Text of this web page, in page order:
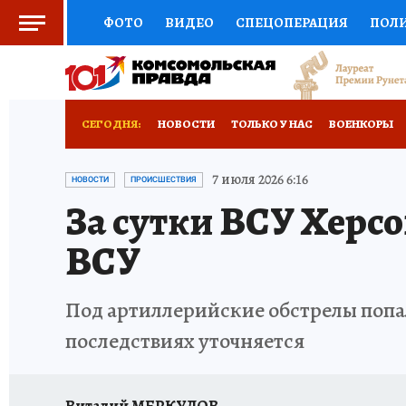
ФОТО ВИДЕО СПЕЦОПЕРАЦИЯ
СОЦПОДДЕРЖКА НАУКА СПОРТ
РАДИО КП НОВОЕ
СЕГОДНЯ: НОВОСТИ ТОЛЬКО У НАС ВОЕНКОРЫ
РАЗРУШЕНИЕ КАХОВСКОЙ ГЭС
НОВОСТИ ПРОИСШЕСТВИЯ 7 июля 2026 6:16
За сутки ВСУ
ВСУ
Под артиллерийские обстрелы
последствиях уточняется